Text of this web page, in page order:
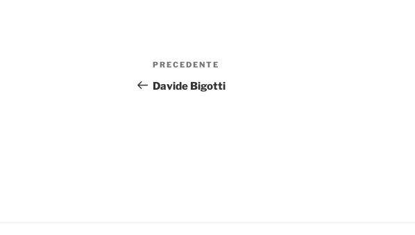
Navigazione
articoli
Articolo
precedente:
PRECEDENTE
Davide Bigotti